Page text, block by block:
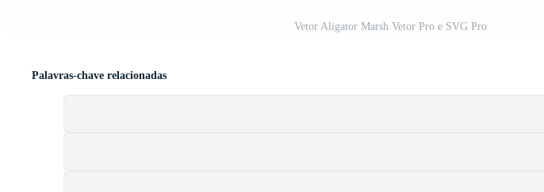
Vetor Aligator Marsh Vetor Pro e SVG Pro
Palavras-chave relacionadas